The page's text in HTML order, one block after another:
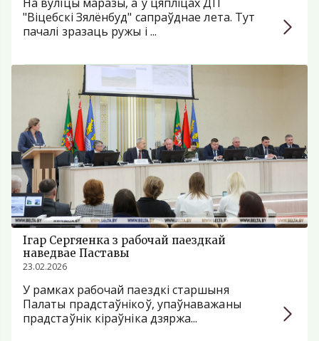
"Віцебскі Зялёнбуд" сапраўднае лета. Тут
пачалі зразаць ружы і ...
Ігар Сергяенка з рабочай паездкай
наведвае Паставы
23.02.2026
У рамках рабочай паездкі старшыня
Палаты прадстаўнікоў, упаўнаважаны
прадстаўнік кіраўніка дзяржа...